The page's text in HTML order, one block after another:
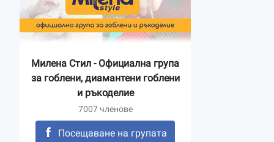
Милена Стил - Официална група
за гоблени, диамантени гоблени
и ръкоделие
7007 членове
Посещаване на групата